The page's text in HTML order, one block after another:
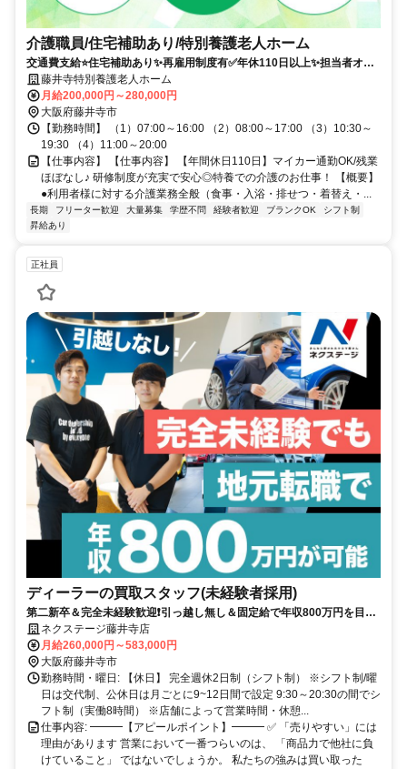
介護職員/住宅補助あり/特別養護老人ホーム
交通費支給⭐️住宅補助あり✨再雇用制度有✅️年休110日以上✨担当者オス
スメ⭕️研修支援有✨経験者優遇❗️車通勤ＯＫ
藤井寺特別養護老人ホーム
月給200,000円～280,000円
大阪府藤井寺市
【勤務時間】 （1）07:00～16:00 （2）08:00～17:00 （3）10:30～
19:30 （4）11:00～20:00
【仕事内容】 【仕事内容】 【年間休日110日】マイカー通勤OK/残業
ほぼなし♪ 研修制度が充実で安心◎特養での介護のお仕事！ 【概要】
●利用者様に対する介護業務全般（食事・入浴・排せつ・着替え・...
長期 フリーター歓迎 大量募集 学歴不問 経験者歓迎 ブランクOK
シフト制
昇給あり
正社員
ディーラーの買取スタッフ(未経験者採用)
第二新卒＆完全未経験歓迎❗引っ越し無し＆固定給で年収800万円を目指
せる✨20～30代活躍中✨賞与年4回✨年間休日120日+有給休暇5日✨
ネクステージ藤井寺店
月給260,000円～583,000円
大阪府藤井寺市
勤務時間・曜日: 【休日】 完全週休2日制（シフト制） ※シフト制/曜
日は交代制、公休日は月ごとに9~12日間で設定 9:30～20:30の間でシ
フト制（実働8時間） ※店舗によって営業時間・休憩...
仕事内容: ━━━【アピールポイント】━━━ ✅ 「売りやすい」には
理由があります 営業において一番つらいのは、 「商品力で他社に負
けていること」 ではないでしょうか。 私たちの強みは買い取った